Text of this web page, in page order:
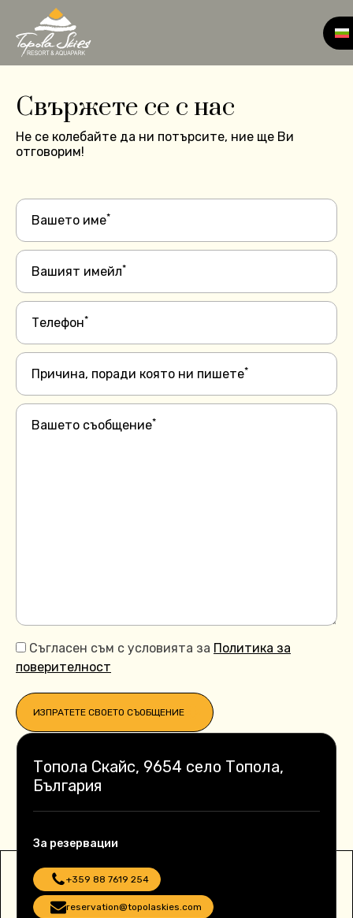
Свържете се с нас
Не се колебайте да ни потърсите, ние ще Ви
отговорим!
Вашето име*
Вашият имейл*
Телефон*
Причина, поради която ни пишете*
Вашето съобщение*
Съгласен съм с условията за Политика за
поверителност
ИЗПРАТЕТЕ СВОЕТО СЪОБЩЕНИЕ
Топола Скайс, 9654 село Топола,
България
За резервации
+359 88 7619 254
reservation@topolaskies.com